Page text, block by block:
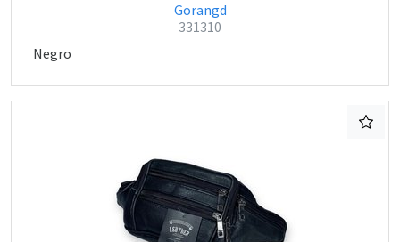
Gorangd
331310
Negro